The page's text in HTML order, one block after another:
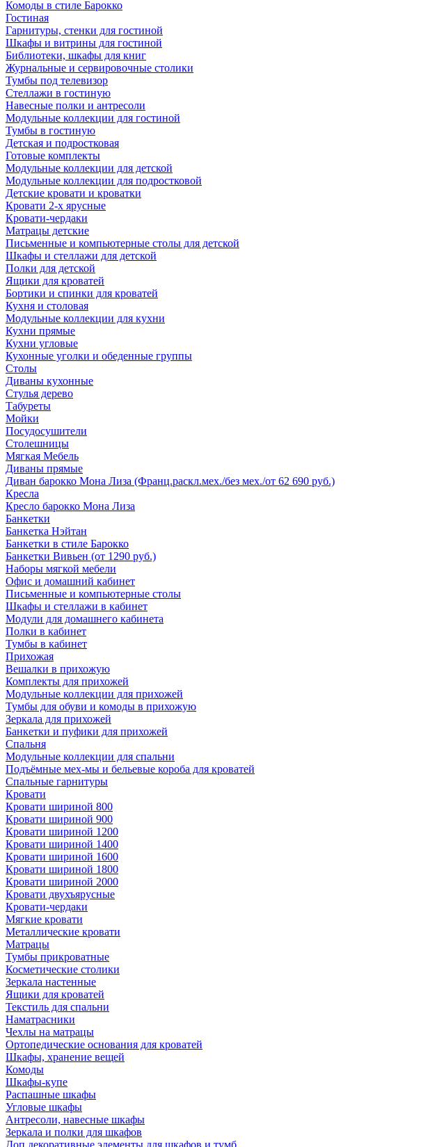
Комоды в стиле Барокко
Гостиная
Гарнитуры, стенки для гостиной
Шкафы и витрины для гостиной
Библиотеки, шкафы для книг
Журнальные и сервировочные столики
Тумбы под телевизор
Стеллажи в гостиную
Навесные полки и антресоли
Модульные коллекции для гостиной
Тумбы в гостиную
Детская и подростковая
Готовые комплекты
Модульные коллекции для детской
Модульные коллекции для подростковой
Детские кровати и кроватки
Кровати 2-х ярусные
Кровати-чердаки
Матрацы детские
Письменные и компьютерные столы для детской
Шкафы и стеллажи для детской
Полки для детской
Ящики для кроватей
Бортики и спинки для кроватей
Кухня и столовая
Модульные коллекции для кухни
Кухни прямые
Кухни угловые
Кухонные уголки и обеденные группы
Столы
Диваны кухонные
Стулья дерево
Табуреты
Мойки
Посудосушители
Столешницы
Мягкая Мебель
Диваны прямые
Диван барокко Мона Лиза (Франц.раскл.мех./без мех./от 62 690 руб.)
Кресла
Кресло барокко Мона Лиза
Банкетки
Банкетка Нэйтан
Банкетки в стиле Барокко
Банкетки Вивьен (от 1290 руб.)
Наборы мягкой мебели
Офис и домашний кабинет
Письменные и компьютерные столы
Шкафы и стеллажи в кабинет
Модули для домашнего кабинета
Полки в кабинет
Тумбы в кабинет
Прихожая
Вешалки в прихожую
Комплекты для прихожей
Модульные коллекции для прихожей
Тумбы для обуви и комоды в прихожую
Зеркала для прихожей
Банкетки и пуфики для прихожей
Спальня
Модульные коллекции для спальни
Подъёмные мех-мы и бельевые короба для кроватей
Спальные гарнитуры
Кровати
Кровати шириной 800
Кровати шириной 900
Кровати шириной 1200
Кровати шириной 1400
Кровати шириной 1600
Кровати шириной 1800
Кровати шириной 2000
Кровати двухъярусные
Кровати-чердаки
Мягкие кровати
Металлические кровати
Матрацы
Тумбы прикроватные
Косметические столики
Зеркала настенные
Ящики для кроватей
Текстиль для спальни
Наматрасники
Чехлы на матрацы
Ортопедические основания для кроватей
Шкафы, хранение вещей
Комоды
Шкафы-купе
Распашные шкафы
Угловые шкафы
Антресоли, навесные шкафы
Зеркала и полки для шкафов
Доп.декоративные элементы для шкафов и тумб